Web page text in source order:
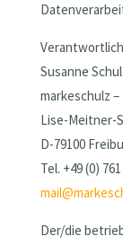
Susanne
markeschulz
Lise-Meitner-
D-79100
Tel. +49 (0)
Der/die